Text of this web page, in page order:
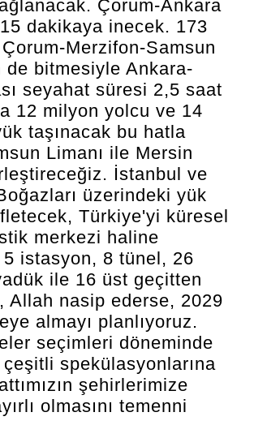
Çorum-Ankara
dakikaya inecek. 173
Merzifon-Samsun
de bitmesiyle Ankara-
seyahat süresi 2,5 saat
12 milyon yolcu ve 14
taşınacak bu hatla
Limanı ile Mersin
İstanbul ve
üzerindeki yük
Türkiye'yi küresel
merkezi haline
istasyon, 8 tünel, 26
ile 16 üst geçitten
Allah nasip ederse, 2029
almayı planlıyoruz.
seçimleri döneminde
spekülasyonlarına
şehirlerimize
olmasını temenni